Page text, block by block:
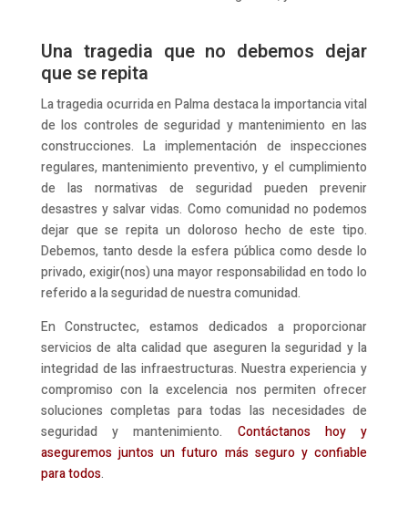
Una tragedia que no debemos dejar
que se repita
La tragedia ocurrida en Palma destaca la importancia vital
de los controles de seguridad y mantenimiento en las
construcciones. La implementación de inspecciones
regulares, mantenimiento preventivo, y el cumplimiento
de las normativas de seguridad pueden prevenir
desastres y salvar vidas. Como comunidad no podemos
dejar que se repita un doloroso hecho de este tipo.
Debemos, tanto desde la esfera pública como desde lo
privado, exigir(nos) una mayor responsabilidad en todo lo
referido a la seguridad de nuestra comunidad.
En Constructec, estamos dedicados a proporcionar
servicios de alta calidad que aseguren la seguridad y la
integridad de las infraestructuras. Nuestra experiencia y
compromiso con la excelencia nos permiten ofrecer
soluciones completas para todas las necesidades de
seguridad y mantenimiento. Contáctanos hoy y
aseguremos juntos un futuro más seguro y confiable
para todos.